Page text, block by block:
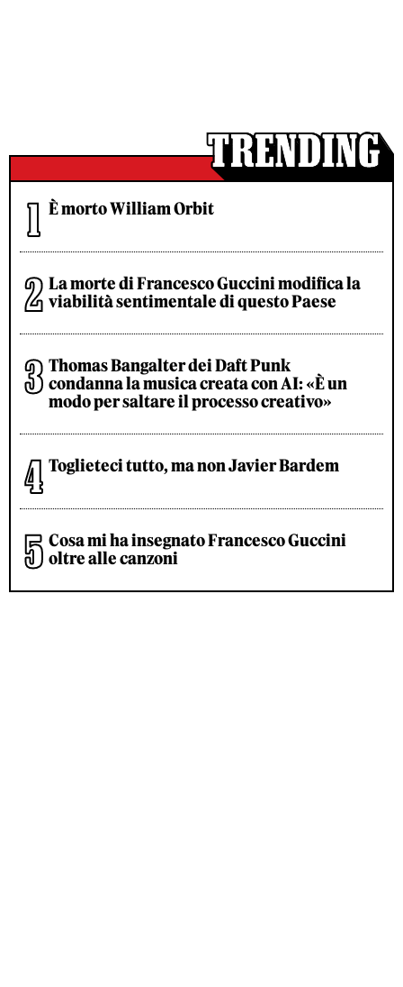
È morto William Orbit
La morte di Francesco Guccini modifica la
viabilità sentimentale di questo Paese
Thomas Bangalter dei Daft Punk
condanna la musica creata con AI: «È un
modo per saltare il processo creativo»
Toglieteci tutto, ma non Javier Bardem
Cosa mi ha insegnato Francesco Guccini
oltre alle canzoni